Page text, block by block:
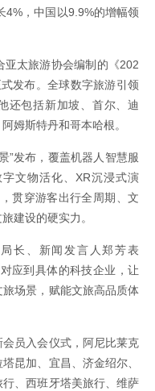
4%，中国以9.9%的增幅领
亚太旅游协会编制的《202
发布。全球数字旅游引领
还包括新加坡、首尔、迪
姆斯特丹和哥本哈根。
”发布，覆盖机器人智慧服
文物活化、XR沉浸式演
贯穿游客出行全周期、文
建设的硬实力。
长、新闻发言人郑芳表
应到具体的科技企业，让
场景，赋能文旅高品质体
员入会仪式，阿尼比莱克
昆加、宜昌、济金绍尔、
、西班牙塔美旅行、维萨